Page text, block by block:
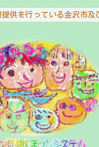
供を行っている金沢市